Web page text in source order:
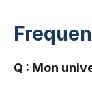
Q : Mon